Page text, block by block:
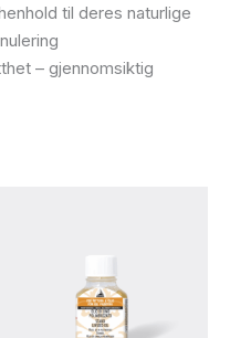
til deres naturlige
– gjennomsiktig